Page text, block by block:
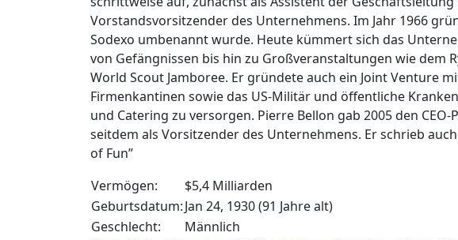
Vorstandsvorsitzender des Unternehmens. Im Jahr 1966
Sodexo umbenannt wurde. Heute kümmert sich das
von Gefängnissen bis hin zu Großveranstaltungen wie dem
World Scout Jamboree. Er gründete auch ein Joint Venture
Firmenkantinen sowie das US-Militär und öffentliche
und Catering zu versorgen. Pierre Bellon gab 2005 den
seitdem als Vorsitzender des Unternehmens. Er schrieb
of Fun”
Vermögen:
$5,4 Milliarden
Geburtsdatum:Jan 24, 1930 (91 Jahre alt)
Geschlecht:
Männlich